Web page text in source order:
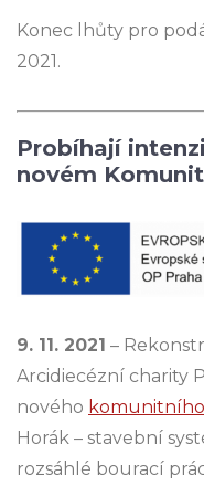
Konec lhůty pro
2021.
Probíhají
novém
9. 11. 2021 –
Arcidiecézní charity
nového
Horák – stavební
rozsáhlé bourací